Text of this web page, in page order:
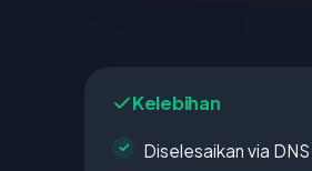
Kelebihan
Diselesaikan via